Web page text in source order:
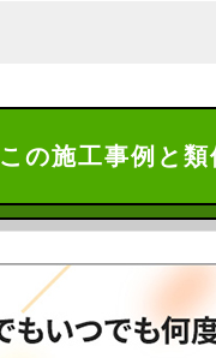
この施工事例と